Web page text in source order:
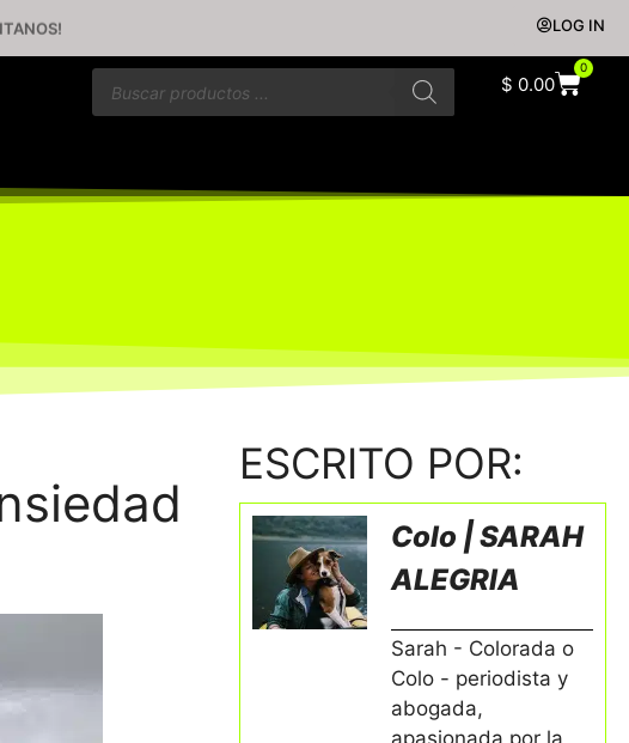
LOG IN
$ 0.00
0
ESCRITO POR:
Colo | SARAH
ALEGRIA
Sarah - Colorada o
Colo - periodista y
abogada,
apasionada por la